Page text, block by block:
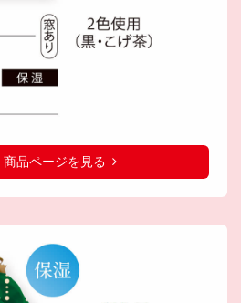
商品ページを見る